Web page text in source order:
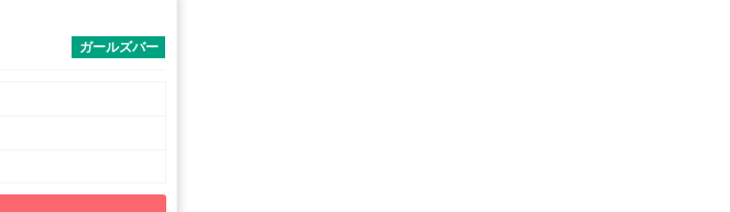
ガールズバー